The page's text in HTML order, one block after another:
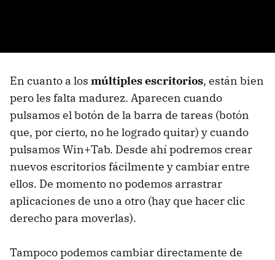
En cuanto a los múltiples escritorios, están bien
pero les falta madurez. Aparecen cuando
pulsamos el botón de la barra de tareas (botón
que, por cierto, no he logrado quitar) y cuando
pulsamos Win+Tab. Desde ahí podremos crear
nuevos escritorios fácilmente y cambiar entre
ellos. De momento no podemos arrastrar
aplicaciones de uno a otro (hay que hacer clic
derecho para moverlas).
Tampoco podemos cambiar directamente de